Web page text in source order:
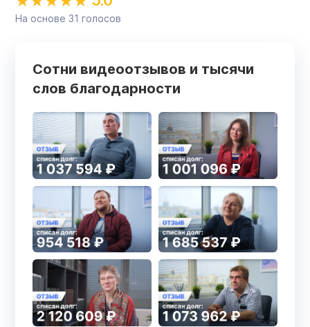
На основе 31 голосов
Сотни видеоотзывов и тысячи
слов благодарности